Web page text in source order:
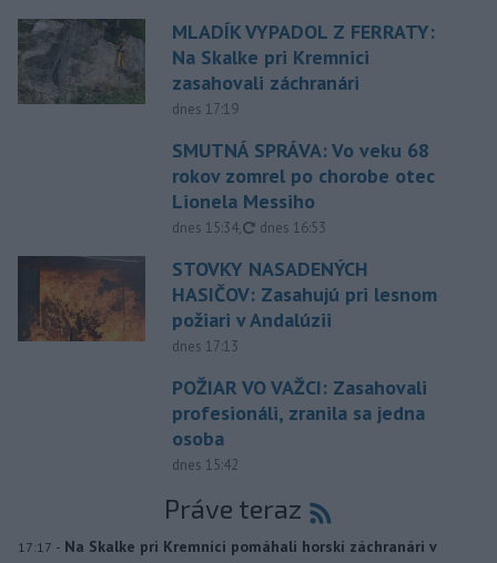
MLADÍK VYPADOL Z FERRATY:
Na Skalke pri Kremnici
zasahovali záchranári
dnes 17:19
SMUTNÁ SPRÁVA: Vo veku 68
rokov zomrel po chorobe otec
Lionela Messiho
dnes 15:34, aktualizované
dnes 16:53
STOVKY NASADENÝCH
HASIČOV: Zasahujú pri lesnom
požiari v Andalúzii
dnes 17:13
POŽIAR VO VAŽCI: Zasahovali
profesionáli, zranila sa jedna
osoba
dnes 15:42
Práve teraz
17:17 - Na Skalke pri Kremnici pomáhali horskí záchranári v